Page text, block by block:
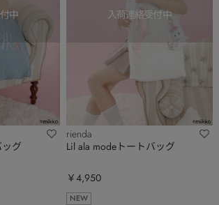
グ
rienda
Lil ala modeトートバッグ
￥4,950
NEW